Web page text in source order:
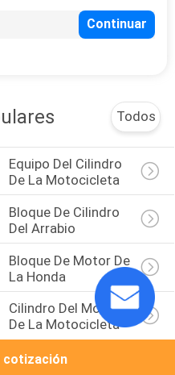
Todos
Equipo Del Cilindro
De La Motocicleta
Bloque De Cilindro
Del Arrabio
Bloque De Motor De
La Honda
Cilindro Del Motor
De La Motocicleta
cotización